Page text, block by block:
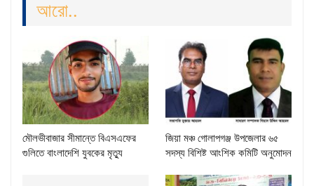
আরো..
মৌলভীবাজার সীমান্তে বিএসএফের
গুলিতে বাংলাদেশি যুবকের মৃত্যু
জিয়া মঞ্চ গোলাপগঞ্জ উপজেলার ৬৫
সদস্য বিশিষ্ট আংশিক কমিটি অনুমোদন